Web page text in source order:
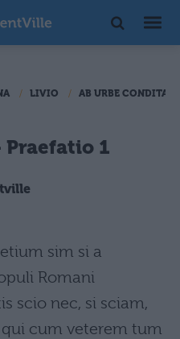
LIVIO AB URBE CONDITA
1
sim si a
Romani
scio nec, si sciam,
cum veterem tum